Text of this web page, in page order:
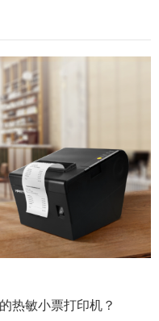
热敏小票打印机？